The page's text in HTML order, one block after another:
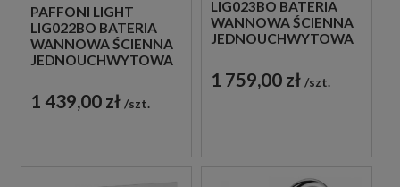
PAFFONI LIGHT
LIG022BO BATERIA
WANNOWA ŚCIENNA
JEDNOUCHWYTOWA
1 439,00 zł szt.
LIG023BO BATERIA
WANNOWA ŚCIENNA
JEDNOUCHWYTOWA
1 759,00 zł szt.